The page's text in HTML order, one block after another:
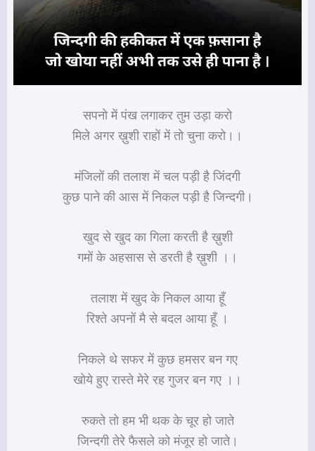
सपनो में पंख लगाकर तुम उड़ा करो
मिले अगर ख़ुशी राहों में तो चुना करो।।
मंजिलों की तलाश में चल पड़ी है जिंदगी
कुछ पाने की आस में निकल पड़ी है जिन्दगी।
खुद से खुद का गिला करती है ख़ुशी
गमों के अहसास से डरती है ख़ुशी ।।
तलाश में खुद के निकल आया हूँ
रिश्ते अपनों मै से बदल आया हूँ ।
निकले थे सफर में कुछ हमसर बन गए
खोये हुए रास्ते मेरे रह गुजर बन गए ।।
रुकते तो हम भी थक के चूर हो जाते
जिन्दगी तेरे फैसले को मंजूर हो जाते।